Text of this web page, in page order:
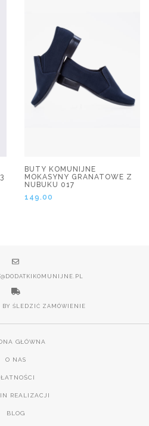
BUTY KOMUNIJNE
MOKASYNY GRANATOWE Z
NUBUKU 017
149.00
BY ŚLEDZIĆ ZAMÓWIENIE
GŁÓWNA
O NAS
REALIZACJI
BLOG